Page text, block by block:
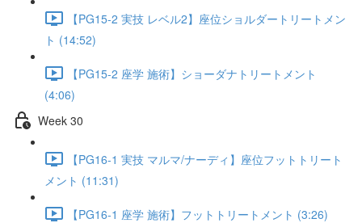
【PG15-2 実技 レベル2】座位ショルダートリートメン
ト (14:52)
【PG15-2 座学 施術】ショーダナトリートメント
(4:06)
Week 30
【PG16-1 実技 マルマ/ナーディ】座位フットトリート
メント (11:31)
【PG16-1 座学 施術】フットトリートメント (3:26)